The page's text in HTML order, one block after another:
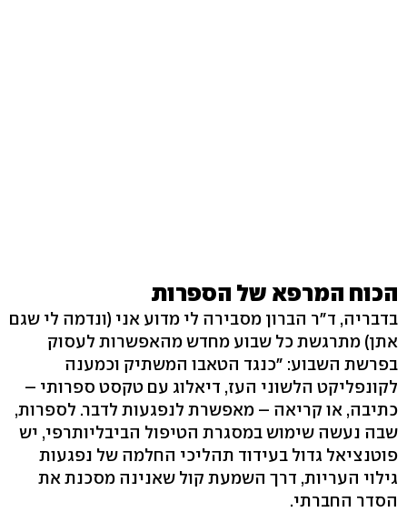
הכוח המרפא של הספרות
בדבריה, ד"ר הברון מסבירה לי מדוע אני (ונדמה לי שגם
אתן) מתרגשת כל שבוע מחדש מהאפשרות לעסוק
בפרשת השבוע: "כנגד הטאבו המשתיק וכמענה
לקונפליקט הלשוני העז, דיאלוג עם טקסט ספרותי –
כתיבה, או קריאה – מאפשרת לנפגעות לדבר. לספרות,
שבה נעשה שימוש במסגרת הטיפול הביבליותרפי, יש
פוטנציאל גדול בעידוד תהליכי החלמה של נפגעות
גילוי העריות, דרך השמעת קול שאנינה מסכנת את
הסדר החברתי.